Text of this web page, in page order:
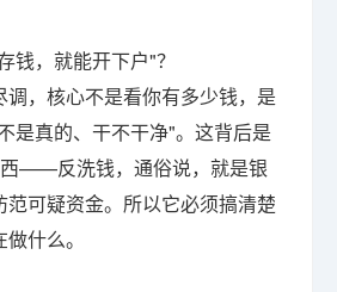
钱，就能开下户"？
调，核心不是看你有多少钱，是
是真的、干不干净"。这背后是
——反洗钱，通俗说，就是银
可疑资金。所以它必须搞清楚
什么。